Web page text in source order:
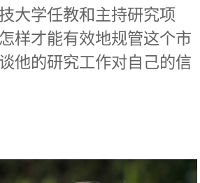
大学任教和主持研究项
样才能有效地规管这个市
他的研究工作对自己的信